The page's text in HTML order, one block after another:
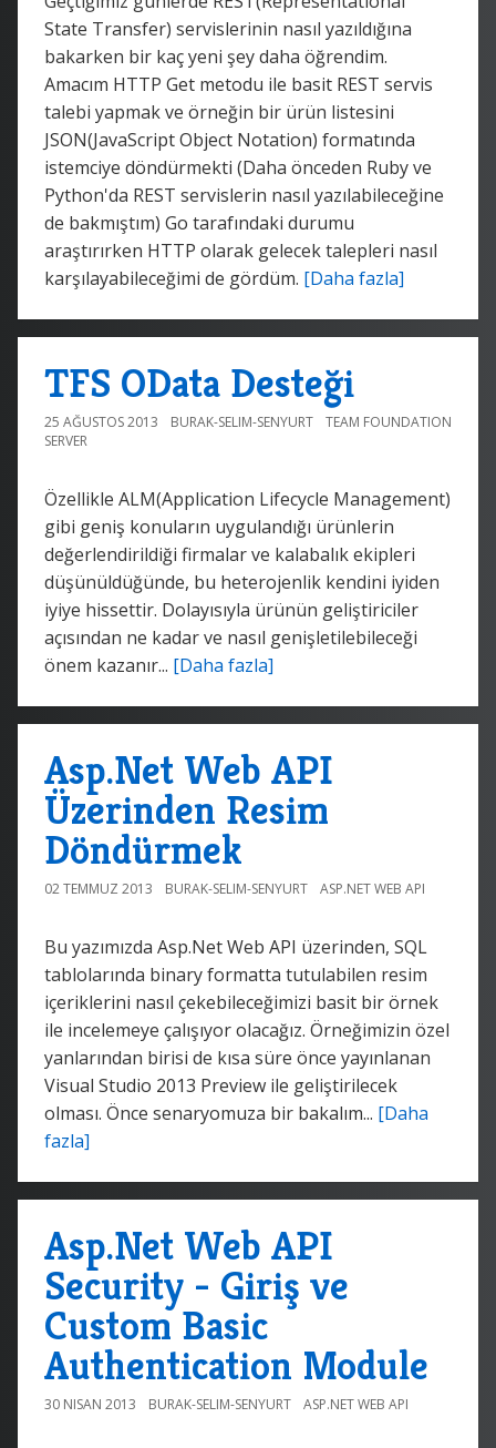
State Transfer) servislerinin nasıl yazıldığına
bakarken bir kaç yeni şey daha öğrendim.
Amacım HTTP Get metodu ile basit REST servis
talebi yapmak ve örneğin bir ürün listesini
JSON(JavaScript Object Notation) formatında
istemciye döndürmekti (Daha önceden Ruby ve
Python'da REST servislerin nasıl yazılabileceğine
de bakmıştım) Go tarafındaki durumu
araştırırken HTTP olarak gelecek talepleri nasıl
karşılayabileceğimi de gördüm. [Daha fazla]
TFS OData Desteği
25 AĞUSTOS 2013 BURAK-SELIM-SENYURT
TEAM FOUNDATION
SERVER
Özellikle ALM(Application Lifecycle Management)
gibi geniş konuların uygulandığı ürünlerin
değerlendirildiği firmalar ve kalabalık ekipleri
düşünüldüğünde, bu heterojenlik kendini iyiden
iyiye hissettir. Dolayısıyla ürünün geliştiriciler
açısından ne kadar ve nasıl genişletilebileceği
önem kazanır... [Daha fazla]
Asp.Net Web API
Üzerinden Resim
Döndürmek
02 TEMMUZ 2013 BURAK-SELIM-SENYURT ASP.NET WEB API
Bu yazımızda Asp.Net Web API üzerinden, SQL
tablolarında binary formatta tutulabilen resim
içeriklerini nasıl çekebileceğimizi basit bir örnek
ile incelemeye çalışıyor olacağız. Örneğimizin özel
yanlarından birisi de kısa süre önce yayınlanan
Visual Studio 2013 Preview ile geliştirilecek
olması. Önce senaryomuza bir bakalım... [Daha
fazla]
Asp.Net Web API
Security - Giriş ve
Custom Basic
Authentication Module
30 NISAN 2013 BURAK-SELIM-SENYURT ASP.NET WEB API